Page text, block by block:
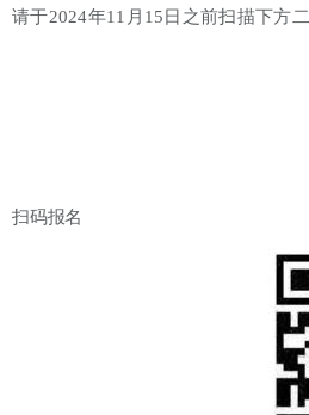
请于2024年11月15日之前扫描下方二
扫码报名